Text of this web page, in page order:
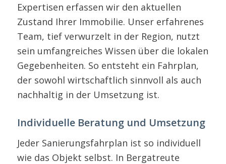
Expertisen erfassen wir den aktuellen
Zustand Ihrer Immobilie. Unser erfahrenes
Team, tief verwurzelt in der Region, nutzt
sein umfangreiches Wissen über die lokalen
Gegebenheiten. So entsteht ein Fahrplan,
der sowohl wirtschaftlich sinnvoll als auch
nachhaltig in der Umsetzung ist.
Individuelle Beratung und Umsetzung
Jeder Sanierungsfahrplan ist so individuell
wie das Objekt selbst. In Bergatreute